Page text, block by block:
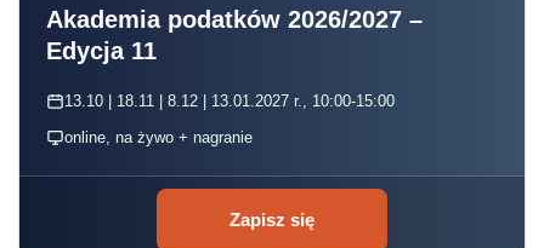
Akademia podatków 2026/2027 –
Edycja 11
13.10 | 18.11 | 8.12 | 13.01.2027 r., 10:00-15:00
online, na żywo + nagranie
Zapisz się